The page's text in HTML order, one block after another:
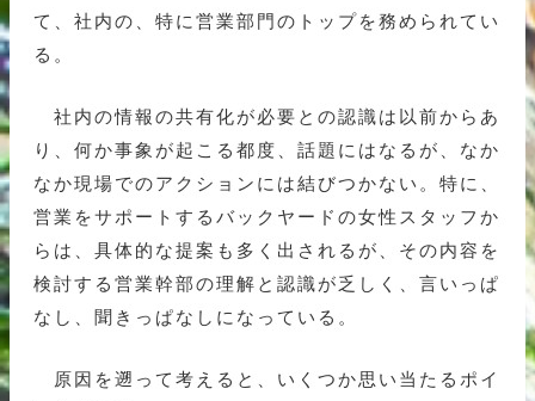
て、社内の、特に営業部門のトップを務められてい
る。
社内の情報の共有化が必要との認識は以前からあ
り、何か事象が起こる都度、話題にはなるが、なか
なか現場でのアクションには結びつかない。特に、
営業をサポートするバックヤードの女性スタッフか
らは、具体的な提案も多く出されるが、その内容を
検討する営業幹部の理解と認識が乏しく、言いっぱ
なし、聞きっぱなしになっている。
原因を遡って考えると、いくつか思い当たるポイ